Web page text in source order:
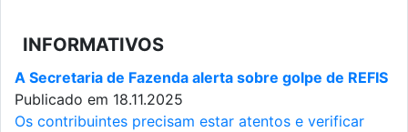
INFORMATIVOS
A Secretaria de Fazenda alerta sobre golpe de REFIS
Publicado em 18.11.2025
Os contribuintes precisam estar atentos e verificar